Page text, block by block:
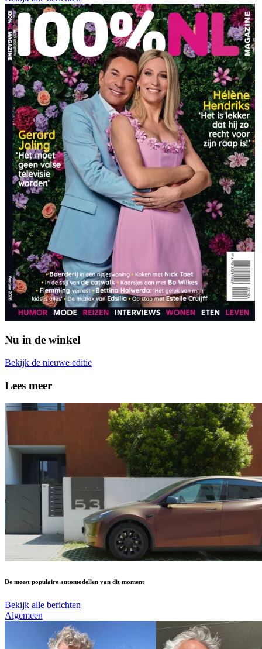
Nu in de winkel
Bekijk de nieuwe editie
Lees meer
De meest populaire automodellen van dit moment
Bekijk alle berichten
Algemeen